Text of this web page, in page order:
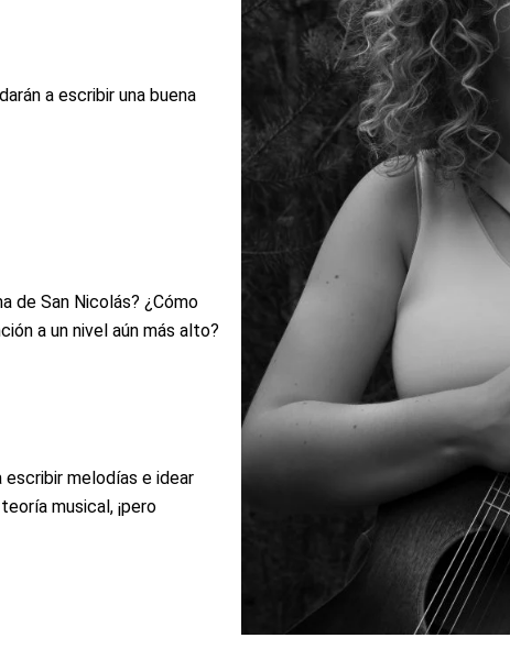
a escribir una buena
de San Nicolás? ¿Cómo
a un nivel aún más alto?
melodías e idear
musical, ¡pero